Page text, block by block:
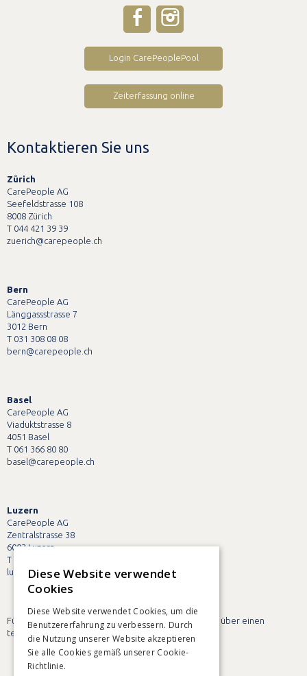
Login CarePeoplePool
Zeiterfassung online
Kontaktieren Sie uns
Zürich
CarePeople AG
Seefeldstrasse 108
8008 Zürich
T 044 421 39 39
zuerich@carepeople.ch
Bern
CarePeople AG
Länggassstrasse 7
3012 Bern
T 031 308 08 08
bern@carepeople.ch
Basel
CarePeople AG
Viaduktstrasse 8
4051 Basel
T 061 366 80 80
basel@carepeople.ch
Luzern
CarePeople AG
Zentralstrasse 38
6003 Luzern
T 041 228 90 90
luzern@carepeople.ch
Für unsere Kunden und Mitarbeitenden verfügen wir über einen
telefonischen Notfall-Pikettdienst!
Diese Website verwendet
Cookies
Diese Website verwendet Cookies, um die
Benutzererfahrung zu verbessern. Durch
die Nutzung unserer Website akzeptieren
Sie alle Cookies gemäß unserer Cookie-
Richtlinie.